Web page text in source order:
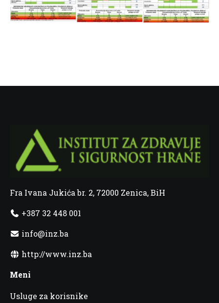
Fra Ivana Jukića br. 2, 72000 Zenica, BiH
+387 32 448 001
info@inz.ba
http://www.inz.ba
Meni
Usluge za korisnike